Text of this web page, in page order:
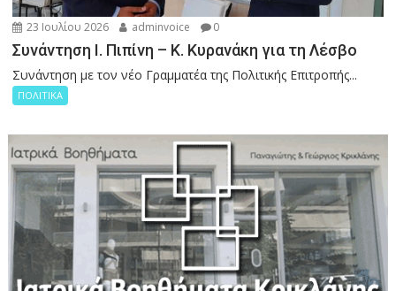
23 Ιουλίου 2026 adminvoice 0
Συνάντηση Ι. Πιπίνη – Κ. Κυρανάκη για τη Λέσβο
Συνάντηση με τον νέο Γραμματέα της Πολιτικής Επιτροπής...
ΠΟΛΙΤΙΚΑ